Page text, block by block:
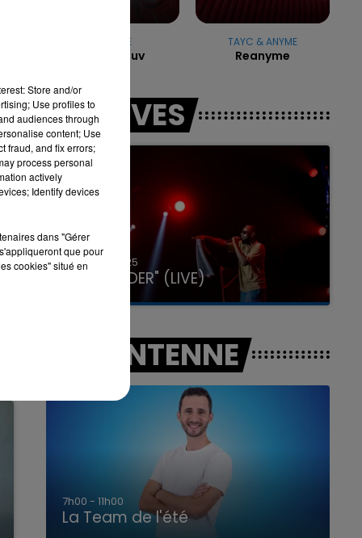
7h00 - 11h00
FAT JOE
What's Luv
TAYC & ANYME
Reanyme
LES LIVES
31 janvier 2025
GIMS "SPIDER" (LIVE)
A L'ANTENNE
7h00 - 11h00
La Team de l'été
Store and/or
Use profiles to
audiences through
content; Use
fraud, and fix errors;
process personal
actively
Identify devices
dans "Gérer
que pour
cookies" situé en